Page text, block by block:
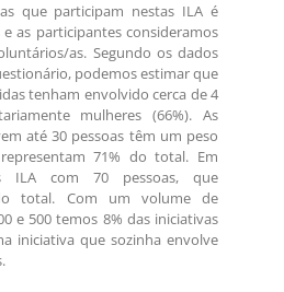
que participam nestas ILA é
as participantes consideramos
as. Segundo os dados
podemos estimar que
tenham envolvido cerca de 4
mulheres (66%). As
até 30 pessoas têm um peso
71% do total. Em
ILA com 70 pessoas, que
total. Com um volume de
e 500 temos 8% das iniciativas
iniciativa que sozinha envolve